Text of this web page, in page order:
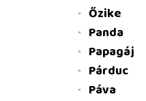
Őzike
Panda
Papagáj
Párduc
Páva